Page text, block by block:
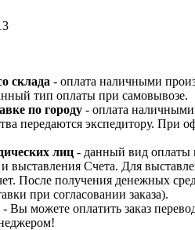
склада - оплата наличными
тип оплаты при самовывозе.
по городу - оплата наличными
передаются экспедитору. При
лиц - данный вид оплаты
выставления Счета. Для
После получения денежных
при согласовании заказа).
- Вы можете оплатить заказ